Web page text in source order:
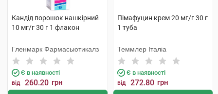
Кандід порошок нашкірний
10 мг/г 30 г 1 флакон
Гленмарк Фармасьютикалз
Є в наявності
від 260.20 грн
Пімафуцин крем 20 мг/г 30 г
1 туба
Теммлер Італіа
Є в наявності
від 272.80 грн